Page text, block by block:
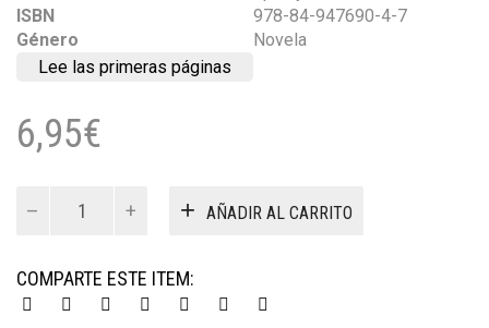
ISBN
978-84-947690-4-7
Género
Novela
Lee las primeras páginas
6,95€
Caos
ebook
cantidad
AÑADIR AL CARRITO
COMPARTE ESTE ITEM: